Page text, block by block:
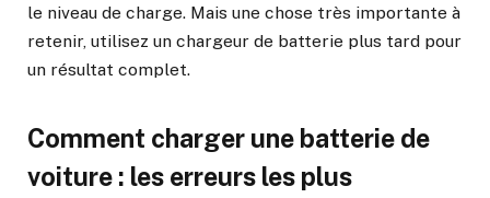
le niveau de charge. Mais une chose très importante à
retenir, utilisez un chargeur de batterie plus tard pour
un résultat complet.
Comment charger une batterie de
voiture : les erreurs les plus